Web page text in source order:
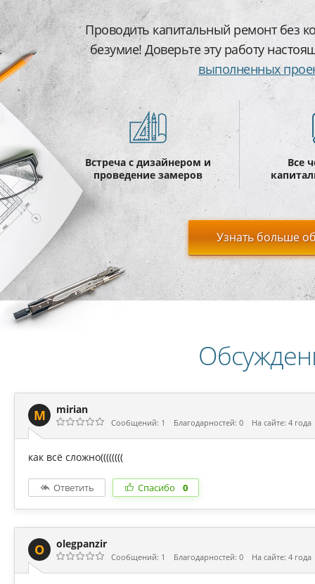
Проводить капитальный ремонт без
безумие! Доверьте эту работу
выполненных
Встреча с дизайнером и
проведение замеров
Все
Узнать больше
M mirian
Сообщений: 1 Благодарностей: 0 На сайте: 4 года
как всё сложно((((((((
Ответить Спасибо 0
O olegpanzir
Сообщений: 1 Благодарностей: 0 На сайте: 4 года